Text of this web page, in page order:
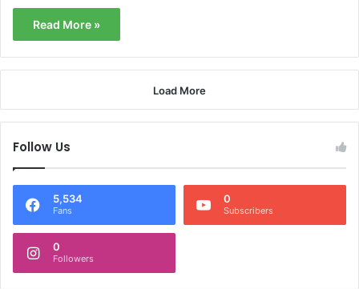
Read More »
Load More
Follow Us
5,534
Fans
0
Subscribers
0
Followers